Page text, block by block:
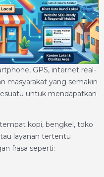
GPS, internet real-
masyarakat yang semakin
untuk mendapatkan
kopi, bengkel, toko
layanan tertentu
frasa seperti: